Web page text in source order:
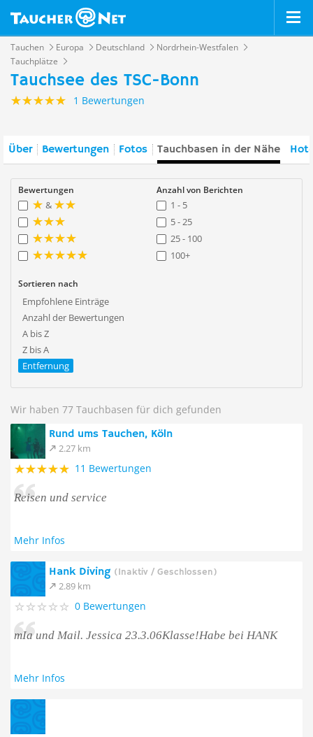
Tauchen Europa Deutschland
Nordrhein-Westfalen
Tauchplätze
Tauchsee des TSC-Bonn
1 Bewertungen
Über Bewertungen Fotos Tauchbasen in der Nähe
Bewertungen
&
Anzahl von Berichten
1 - 5
5 - 25
25 - 100
100+
Sortieren nach
Empfohlene Einträge
Anzahl der Bewertungen
A bis Z
Z bis A
Entfernung
Wir haben 77 Tauchbasen für dich gefunden
Rund ums Tauchen, Köln
2.27 km
11 Bewertungen
Reisen und service
Mehr Infos
Hank Diving (Inaktiv / Geschlossen)
2.89 km
0 Bewertungen
mIa und Mail. Jessica 23.3.06Klasse!Habe bei HANK
Mehr Infos